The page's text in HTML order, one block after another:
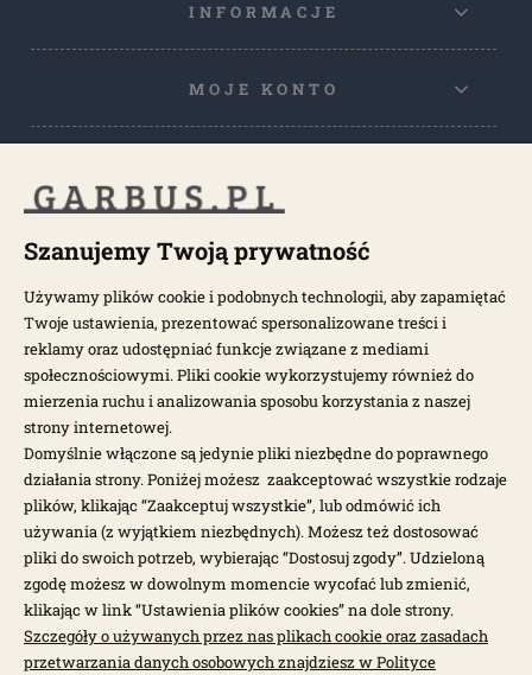
INFORMACJE
MOJE KONTO
POPULARNE MODELE
NEWSLETTER
Otrzymuj najnowsze wiadomości i oferty bezpośrednio na swoją
pocztę.
ZAPISZ SIĘ >
Garbus.pl © 2026
Szanujemy Twoją prywatność
Używamy plików cookie i podobnych technologii, aby zapamiętać
Twoje ustawienia, prezentować spersonalizowane treści i
reklamy oraz udostępniać funkcje związane z mediami
społecznościowymi. Pliki cookie wykorzystujemy również do
mierzenia ruchu i analizowania sposobu korzystania z naszej
strony internetowej.
Domyślnie włączone są jedynie pliki niezbędne do poprawnego
działania strony. Poniżej możesz zaakceptować wszystkie rodzaje
plików, klikając “Zaakceptuj wszystkie”, lub odmówić ich
używania (z wyjątkiem niezbędnych). Możesz też dostosować
pliki do swoich potrzeb, wybierając “Dostosuj zgody”. Udzieloną
zgodę możesz w dowolnym momencie wycofać lub zmienić,
klikając w link “Ustawienia plików cookies” na dole strony.
Szczegóły o używanych przez nas plikach cookie oraz zasadach
przetwarzania danych osobowych znajdziesz w Polityce